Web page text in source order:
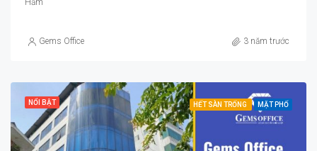
Hầm
Gems Office 3 năm trước
NỔI BẬT HẾT SÀN TRỐNG MẶT PHỐ